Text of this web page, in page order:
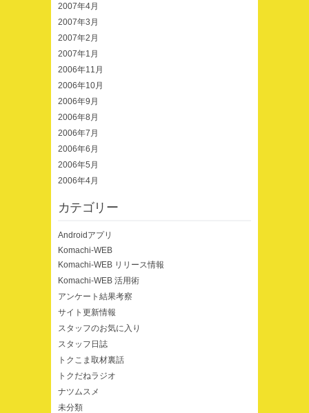
2007年4月
2007年3月
2007年2月
2007年1月
2006年11月
2006年10月
2006年9月
2006年8月
2006年7月
2006年6月
2006年5月
2006年4月
カテゴリー
Androidアプリ
Komachi-WEB
Komachi-WEB リリース情報
Komachi-WEB 活用術
アンケート結果考察
サイト更新情報
スタッフのお気に入り
スタッフ日誌
トクこま取材裏話
トクだねラジオ
ナツムスメ
未分類